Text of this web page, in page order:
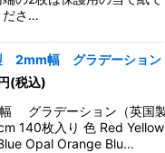
ださ…
2mm幅 グラデーション
(税込)
グラデーション（英国
140枚入り 色 Red
Opal Orange Blu…